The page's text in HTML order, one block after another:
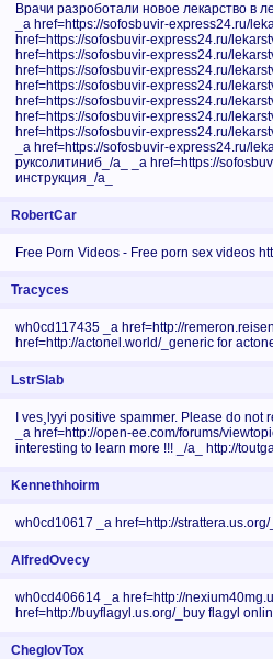
Врачи разроботали новое лекарство в
_a href=https://sofosbuvir-express24.ru/
href=https://sofosbuvir-express24.ru/
href=https://sofosbuvir-express24.ru/
href=https://sofosbuvir-express24.ru/
href=https://sofosbuvir-express24.ru/
href=https://sofosbuvir-express24.ru/
href=https://sofosbuvir-express24.ru/
href=https://sofosbuvir-express24.ru/
_a href=https://sofosbuvir-express24.ru/
руксолитиниб_/a_ _a href=https://
инструкция_/a_
RobertCar
Free Porn Videos - Free porn sex videos
Tracyces
wh0cd117435 _a href=http://
href=http://actonel.world/_generic for
LstrSlab
I ves¸lyyi positive spammer. Please do
_a href=http://open-ee.com/forums/
interesting to learn more !!! _/a_ http://
Kennethhoirm
wh0cd10617 _a href=http://strattera.us.org/
AlfredOvecy
wh0cd406614 _a href=http://
href=http://buyflagyl.us.org/_buy flagyl
CheglovTox